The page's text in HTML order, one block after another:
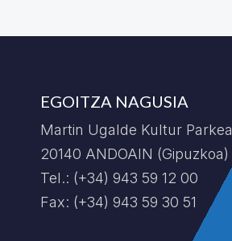
EGOITZA NAGUSIA
Martin Ugalde Kultur Parkea
20140 ANDOAIN (Gipuzkoa)
Tel.: (+34) 943 59 12 00
Fax: (+34) 943 59 30 51